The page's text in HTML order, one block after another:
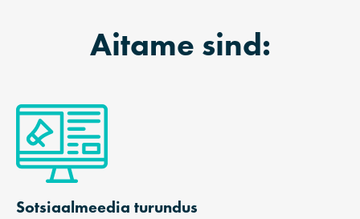
Aitame sind:
Sotsiaalmeedia turundus